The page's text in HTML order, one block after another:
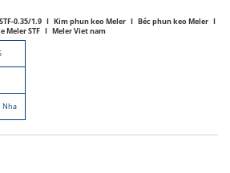
0.35/1.9 I Kim phun keo Meler I Béc phun keo Meler I
Meler STF I Meler Viet nam
Nha